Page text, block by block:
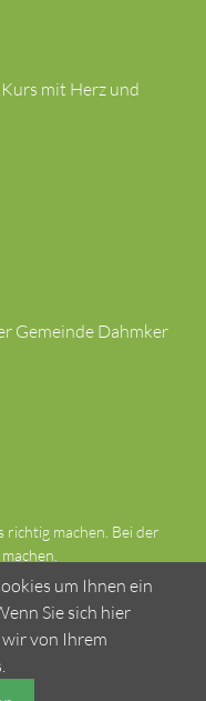
mit Herz und
Gemeinde Dahmker
richtig machen. Bei der
Datenschutz
um Ihnen ein
Sie sich hier
von Ihrem